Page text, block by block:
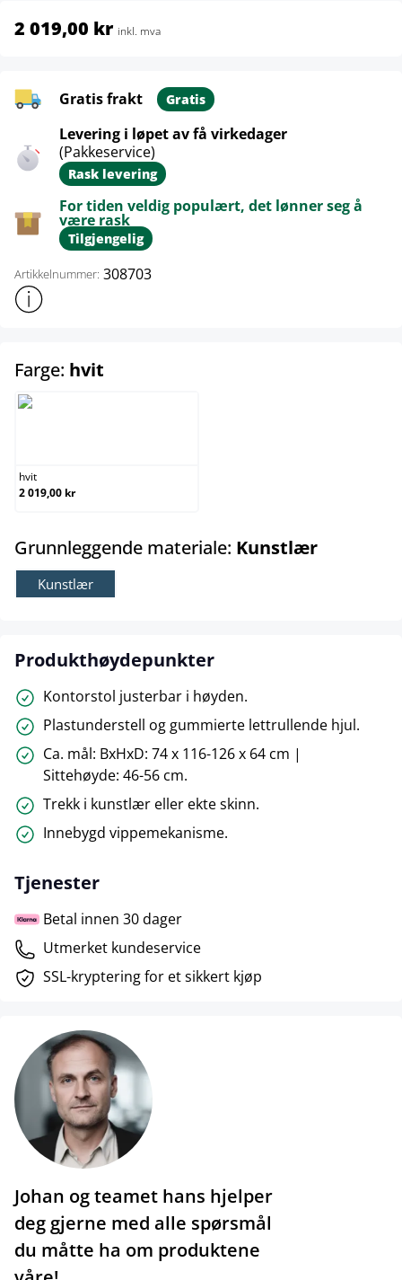
2 019,00 kr inkl. mva
Gratis frakt Gratis
Levering i løpet av få virkedager
(Pakkeservice)
Rask levering
For tiden veldig populært, det lønner seg å
være rask
Tilgjengelig
Artikkelnummer: 308703
Vis mer produktinformasjon
Farge: hvit
hvit
2 019,00 kr
Grunnleggende materiale: Kunstlærselect
Kunstlær
Produkthøydepunkter
Kontorstol justerbar i høyden.
Plastunderstell og gummierte lettrullende hjul.
Ca. mål: BxHxD: 74 x 116-126 x 64 cm |
Sittehøyde: 46-56 cm.
Trekk i kunstlær eller ekte skinn.
Innebygd vippemekanisme.
Tjenester
Betal innen 30 dager
Utmerket kundeservice
SSL-kryptering for et sikkert kjøp
Johan og teamet hans hjelper
deg gjerne med alle spørsmål
du måtte ha om produktene